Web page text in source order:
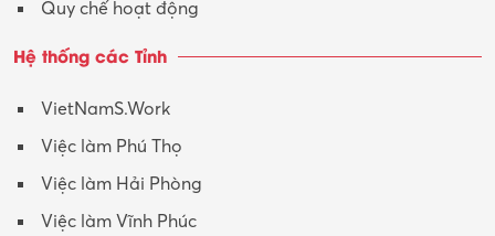
Quy chế hoạt động
Hệ thống các Tỉnh
VietNamS.Work
Việc làm Phú Thọ
Việc làm Hải Phòng
Việc làm Vĩnh Phúc